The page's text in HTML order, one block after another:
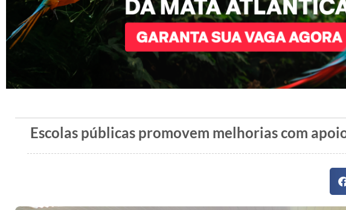
Escolas públicas promovem melhorias com